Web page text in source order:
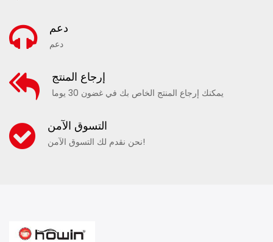
20290 - شورت بحر للأطفال منقوش
دعم
دعم
إرجاع المنتج
يمكنك إرجاع المنتج الخاص بك في غضون 30 يوما
التسوق الآمن
نحن نقدم لك التسوق الآمن!